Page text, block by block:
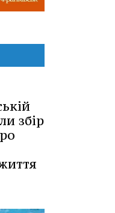
збір